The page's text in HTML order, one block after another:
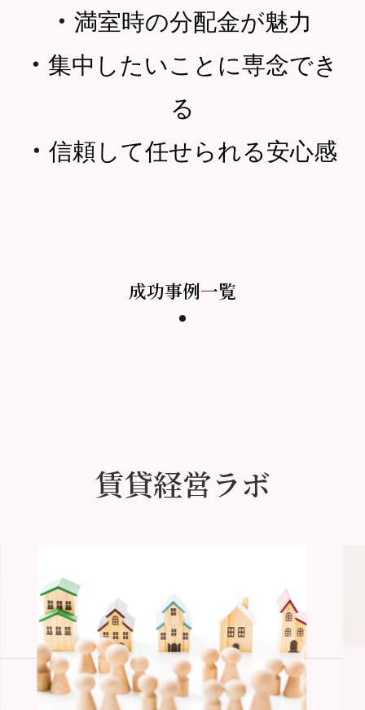
・ 満室時の分配金が魅力
・ 集中したいことに専念でき
る
・ 信頼して任せられる安心感
成功事例一覧
賃貸経営ラボ